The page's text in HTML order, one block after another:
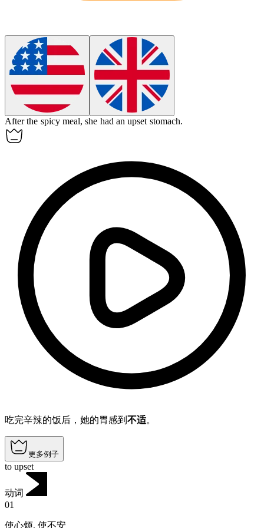
After the spicy meal, she had an upset stomach.
吃完辛辣的饭后，她的胃感到 不适。
更多例子
to upset
动词
01
使心烦, 使不安